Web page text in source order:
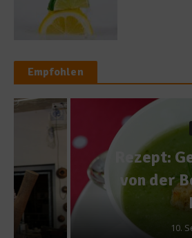
Empfohlen
Rezepte
Rezept: Geeiste
von der Berliner
NEUN
10. September